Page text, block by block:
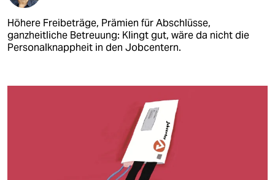
Höhere Freibeträge, Prämien für Abschlüsse,
ganzheitliche Betreuung: Klingt gut, wäre da nicht die
Personalknappheit in den Jobcentern.